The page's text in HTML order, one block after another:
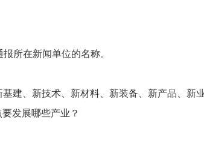
所在新闻单位的名称。
建、 新技术、 新材料、 新装备、 新产品、 新
发展哪些产业？